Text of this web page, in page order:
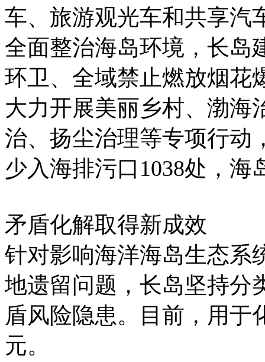
车、旅游观光车和共享汽
全面整治海岛环境，长岛
环卫、全域禁止燃放烟花
大力开展美丽乡村、渤海
治、扬尘治理等专项行动
少入海排污口1038处，海
矛盾化解取得新成效
针对影响海洋海岛生态系
地遗留问题，长岛坚持分
盾风险隐患。目前，用于
元。